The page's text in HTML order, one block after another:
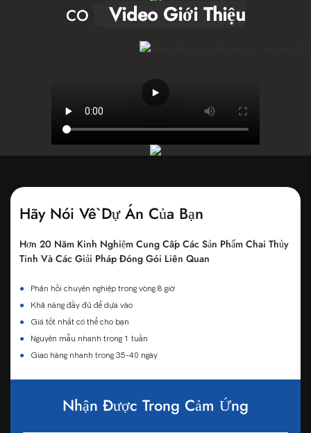
CO Video Giới Thiệu
Hãy Nói Về Dự Án Của Bạn
Hơn 20 Năm Kinh Nghiệm Cung Cấp Các Sản Phẩm Chai Thủy
Tinh Và Các Giải Pháp Đóng Gói Liên Quan
●
Phản hồi chuyên nghiệp trong vòng 8 giờ
●
Khả năng đầy đủ để dựa vào
●
Giá tốt nhất có thể cho bạn
●
Nguyên mẫu nhanh trong 1 tuần
●
Giao hàng nhanh trong 35-40 ngày
Nhận Được Trong Cảm Ứng